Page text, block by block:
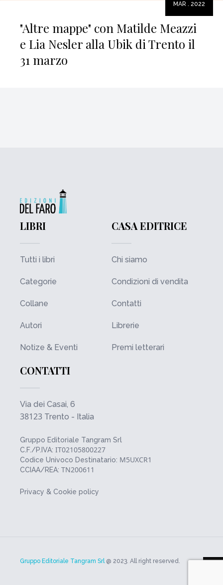
MAR . 2022
"Altre mappe" con Matilde Meazzi
e Lia Nesler alla Ubik di Trento il
31 marzo
LIBRI
Tutti i libri
Categorie
Collane
Autori
Notize & Eventi
CASA EDITRICE
Chi siamo
Condizioni di vendita
Contatti
Librerie
Premi letterari
CONTATTI
Via dei Casai, 6
38123 Trento - Italia
Gruppo Editoriale Tangram Srl
C.F./P.IVA: IT02105800227
Codice Univoco Destinatario: M5UXCR1
CCIAA/REA: TN200611
Privacy & Cookie policy
Gruppo Editoriale Tangram Srl@ 2023. All right reserved.